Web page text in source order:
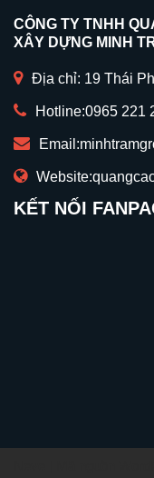
CÔNG TY TNHH
XÂY DỰNG MINH
Địa chỉ: 19 Thái
Hotline:0965 221
Email:
Website:
KẾT NỐI